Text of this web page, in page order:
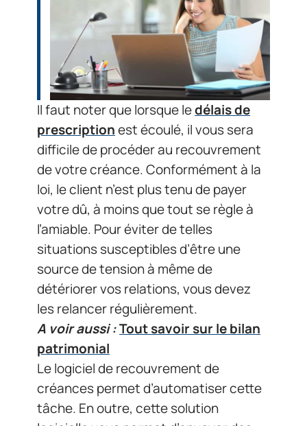
Il faut noter que lorsque ledélais de
prescriptionest écoulé, il vous sera
difficile de procéder au recouvrement
de votre créance. Conformément à la
loi, le client n’est plus tenu de payer
votre dû, à moins que tout se règle à
l’amiable. Pour éviter de telles
situations susceptibles d’être une
source de tension à même de
détériorer vos relations, vous devez
les relancer régulièrement.
A voir aussi :Tout savoir sur le bilan
patrimonial
Le logiciel de recouvrement de
créances permet d’automatiser cette
tâche. En outre, cette solution